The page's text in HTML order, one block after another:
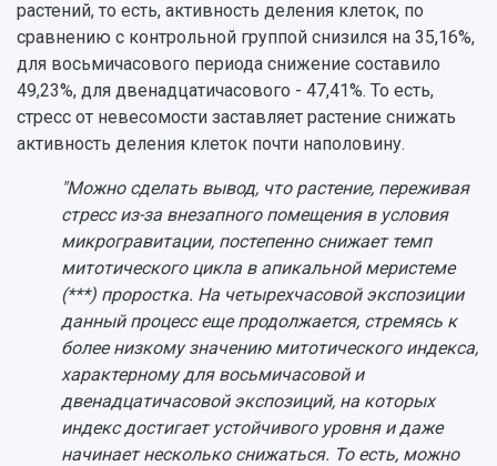
растений, то есть, активность деления клеток, по
сравнению с контрольной группой снизился на 35,16%,
для восьмичасового периода снижение составило
49,23%, для двенадцатичасового - 47,41%. То есть,
стресс от невесомости заставляет растение снижать
активность деления клеток почти наполовину.
"Можно сделать вывод, что растение, переживая
стресс из-за внезапного помещения в условия
микрогравитации, постепенно снижает темп
митотического цикла в апикальной меристеме
(***) проростка. На четырехчасовой экспозиции
данный процесс еще продолжается, стремясь к
более низкому значению митотического индекса,
характерному для восьмичасовой и
двенадцатичасовой экспозиций, на которых
индекс достигает устойчивого уровня и даже
начинает несколько снижаться. То есть, можно